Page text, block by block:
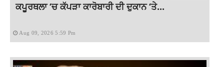
ਕਪੂਰਥਲਾ ‘ਚ ਕੱਪੜਾ ਕਾਰੋਬਾਰੀ ਦੀ ਦੁਕਾਨ ‘ਤੇ...
Aug 09, 2026 5:59 Pm